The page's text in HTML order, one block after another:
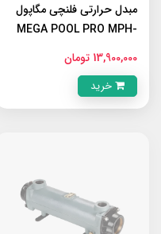
مبدل حرارتی فلنچی مگاپول
MEGA POOL PRO MPH-
13,900,000 تومان
خرید